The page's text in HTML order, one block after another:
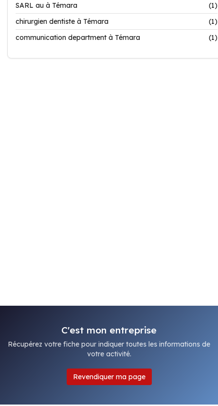
SARL au à Témara
(1)
chirurgien dentiste à Témara
(1)
communication department à Témara
(1)
C'est mon entreprise
Récupérez votre fiche pour indiquer toutes les informations de
votre activité.
Revendiquer ma page